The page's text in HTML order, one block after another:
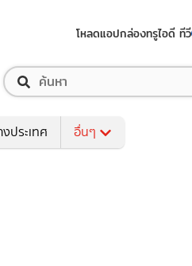
โหลดแอปกล่องทรูไอดี ทีวี
ประเทศ อื่นๆ